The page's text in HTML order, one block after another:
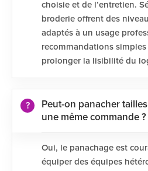
choisie et de l’entretien.
broderie offrent des
adaptés à un usage
recommandations
prolonger la lisibilité du
Peut-on panacher
une même commande ?
Oui, le panachage est
équiper des équipes